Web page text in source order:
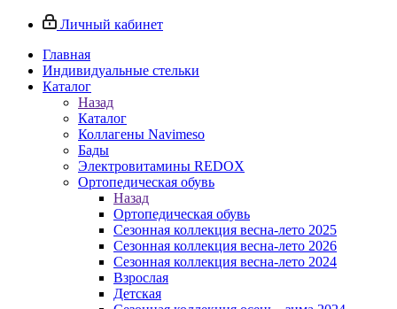
Личный кабинет
Главная
Индивидуальные стельки
Каталог
Назад
Каталог
Коллагены Navimeso
Бады
Электровитамины REDOX
Ортопедическая обувь
Назад
Ортопедическая обувь
Сезонная коллекция весна-лето 2025
Сезонная коллекция весна-лето 2026
Сезонная коллекция весна-лето 2024
Взрослая
Детская